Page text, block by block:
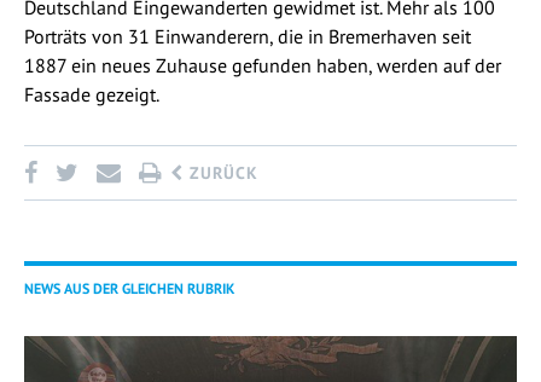
Deutschland Eingewanderten gewidmet ist. Mehr als 100
Porträts von 31 Einwanderern, die in Bremerhaven seit
1887 ein neues Zuhause gefunden haben, werden auf der
Fassade gezeigt.
ZURÜCK
NEWS AUS DER GLEICHEN RUBRIK